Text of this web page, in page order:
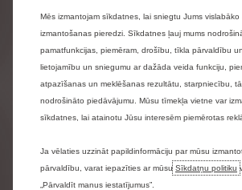
Mēs izmantojam sīkdatnes, lai sniegtu Jums
izmantošanas pieredzi. Sīkdatnes ļauj mums
pamatfunkcijas, piemēram, drošību, tīkla pārvaldību
lietojamību un sniegumu ar dažāda veida funkciju,
atpazīšanas un meklēšanas rezultātu, starpniecību,
nodrošināto piedāvājumu. Mūsu tīmekļa vietne var
sīkdatnes, lai atainotu Jūsu interesēm piemērotas
Ja vēlaties uzzināt papildinformāciju par mūsu
pārvaldību, varat iepazīties ar mūsu Sīkdatņu politiku
„Pārvaldīt manus iestatījumus”.